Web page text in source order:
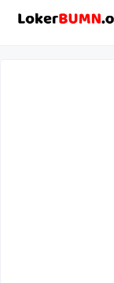
Langsung